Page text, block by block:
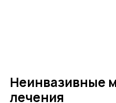
Неинвазивные
лечения